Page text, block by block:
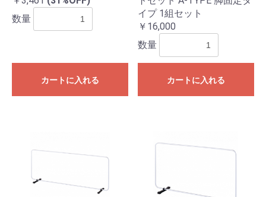
数量
カートに入れる
イプ 1組セット
￥16,000
数量
カートに入れる